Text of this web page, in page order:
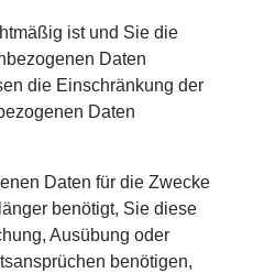
ist und Sie die
Daten
die Einschränkung der
Daten
Daten für die Zwecke
benötigt, Sie diese
Ausübung oder
benötigen,